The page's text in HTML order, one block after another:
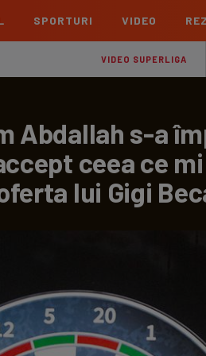
Liga 2
Meciuri
României Betano
Meciuri
Echipe
Echipe
SPORTURI VIDEO
VIDEO SUPERLIGA
Abdallah s-a
ceea ce
lui Gigi